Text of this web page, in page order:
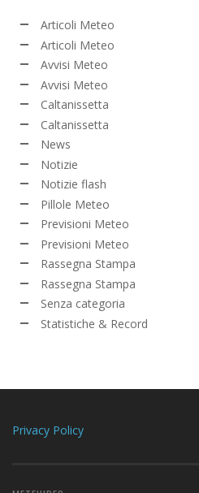
Articoli Meteo
Articoli Meteo
Avvisi Meteo
Avvisi Meteo
Caltanissetta
Caltanissetta
News
Notizie
Notizie flash
Pillole Meteo
Previsioni Meteo
Previsioni Meteo
Rassegna Stampa
Rassegna Stampa
Senza categoria
Statistiche & Record
Privacy Policy